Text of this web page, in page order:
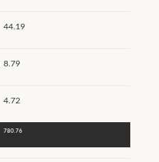
44.19
8.79
4.72
780.76